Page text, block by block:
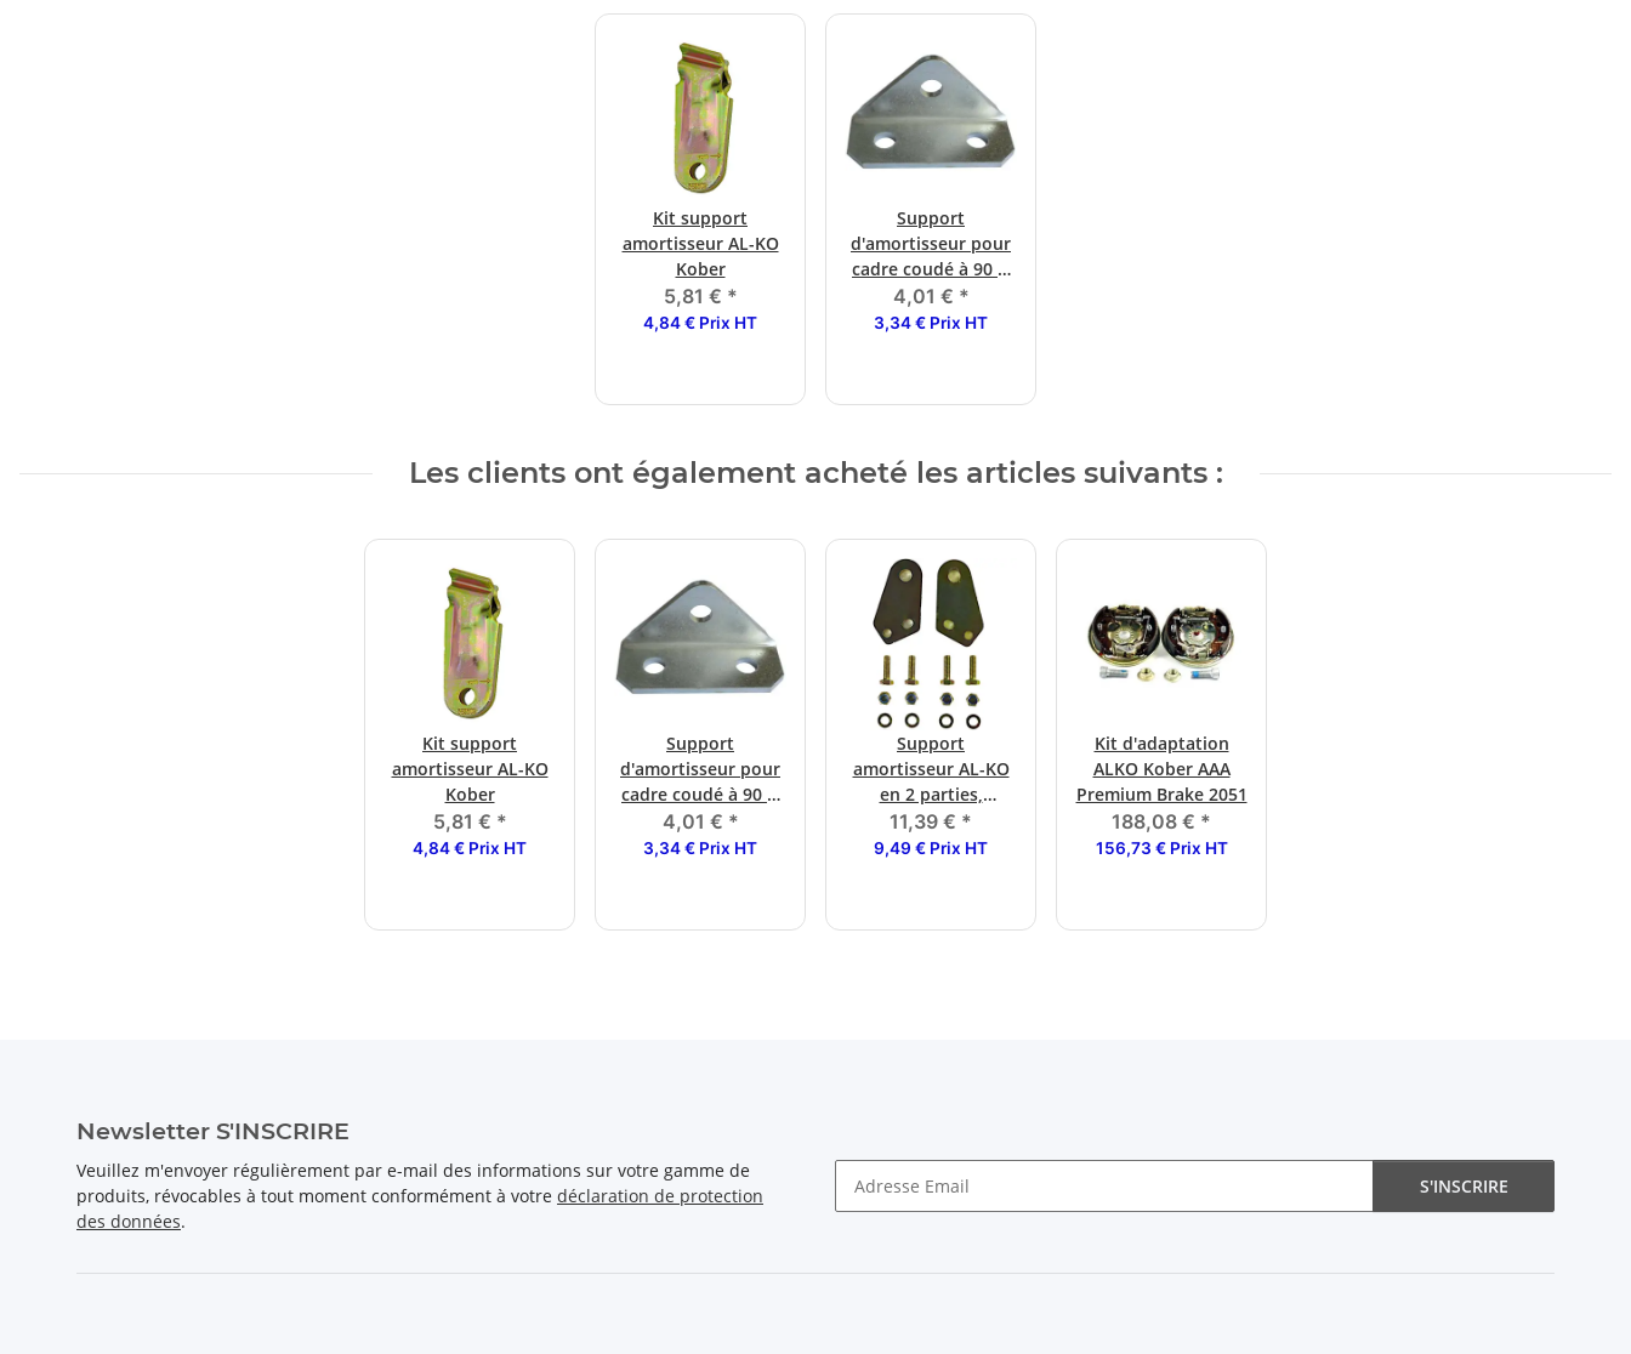
Kit support
amortisseur AL-KO
Kober
5,81 € *
4,84 € Prix HT
Support
d'amortisseur pour
cadre coudé à 90 °,
vissable
4,01 € *
3,34 € Prix HT
Les clients ont également acheté les articles suivants :
Kit support
amortisseur AL-KO
Kober
5,81 € *
4,84 € Prix HT
Support
d'amortisseur pour
cadre coudé à 90 °,
vissable
4,01 € *
3,34 € Prix HT
Support
amortisseur AL-KO
en 2 parties,
90x50mm, galvanisé
11,39 € *
9,49 € Prix HT
Kit d'adaptation
ALKO Kober AAA
Premium Brake 2051
188,08 € *
156,73 € Prix HT
Newsletter S'INSCRIRE
Veuillez m'envoyer régulièrement par e-mail des informations sur votre gamme de
produits, révocables à tout moment conformément à votre déclaration de protection
des données.
S'INSCRIRE